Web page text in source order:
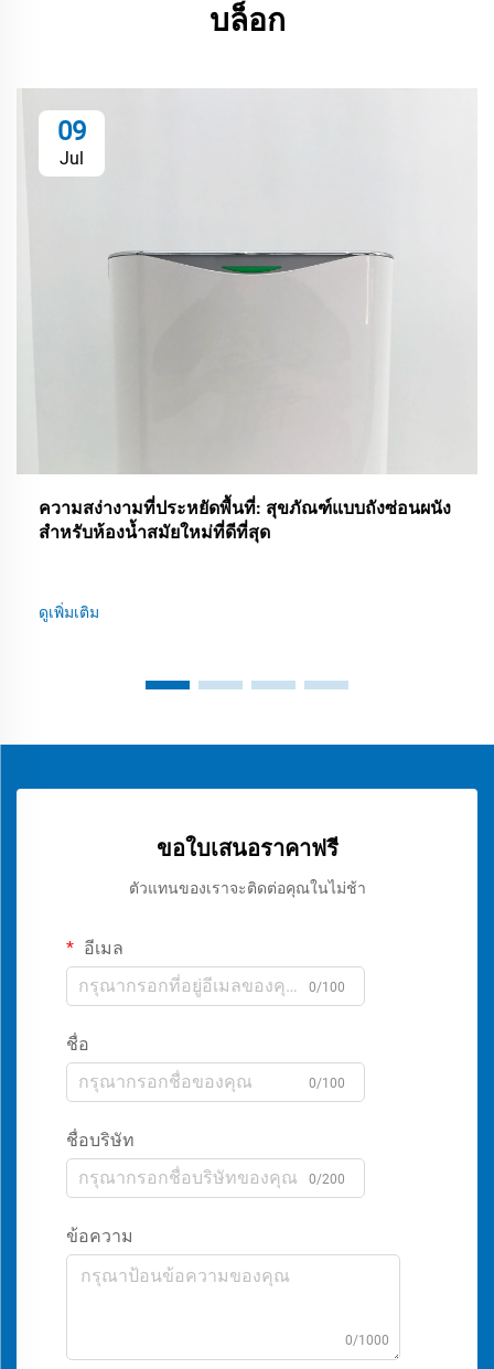
บล็อก
09
Jul
ความสง่างามที่ประหยัดพื้นที่: สุขภัณฑ์แบบถังซ่อนผนัง
สำหรับห้องน้ำสมัยใหม่ที่ดีที่สุด
ดูเพิ่มเติม
ขอใบเสนอราคาฟรี
ตัวแทนของเราจะติดต่อคุณในไม่ช้า
อีเมล
0/100
ชื่อ
0/100
ชื่อบริษัท
0/200
ข้อความ
0/1000